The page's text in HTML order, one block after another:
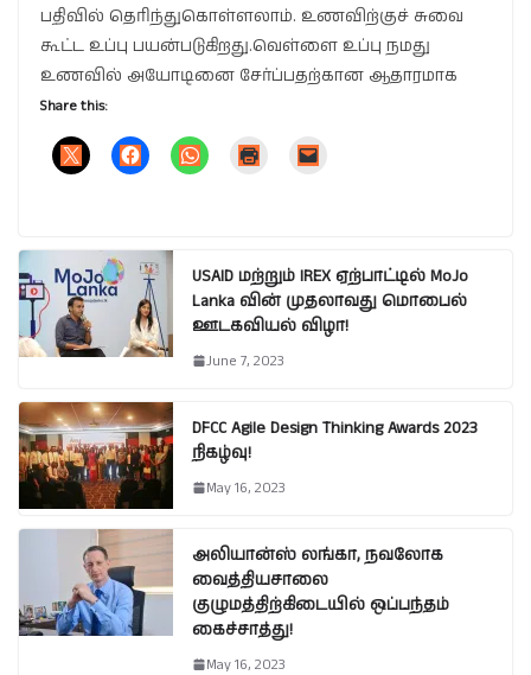
பதிவில் தெரிந்துகொள்ளலாம். உணவிற்குச் சுவை
கூட்ட உப்பு பயன்படுகிறது.வெள்ளை உப்பு நமது
உணவில் அயோடினை சேர்ப்பதற்கான ஆதாரமாக
Share this:
USAID மற்றும் IREX ஏற்பாட்டில் MoJo
Lanka வின் முதலாவது மொபைல்
ஊடகவியல் விழா!
June 7, 2023
DFCC Agile Design Thinking Awards 2023
நிகழ்வு!
May 16, 2023
அலியான்ஸ் லங்கா, நவலோக
வைத்தியசாலை
குழுமத்திற்கிடையில் ஒப்பந்தம்
கைச்சாத்து!
May 16, 2023